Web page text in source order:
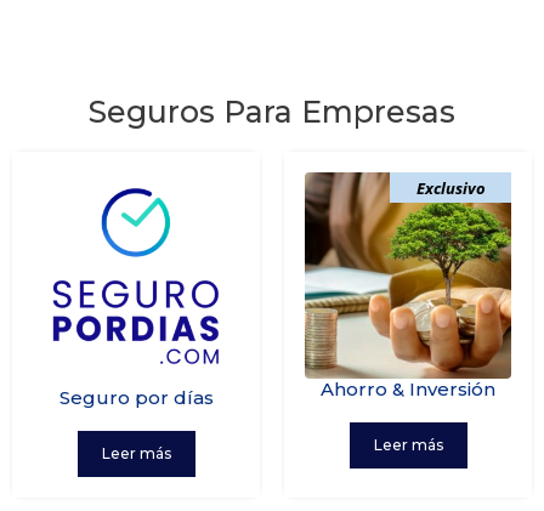
Seguros Para Empresas
Seguro por días
Leer más
Exclusivo
Ahorro & Inversión
Leer más